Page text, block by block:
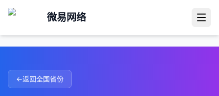
微易网络
←返回全国省份